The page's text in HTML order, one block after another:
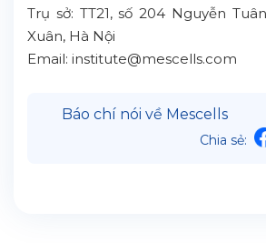
Trụ sở: TT21, số 204 Nguyễn
Xuân, Hà Nội
Email: institute@mescells.com
Báo chí nói về Mescells
Chia sẻ: